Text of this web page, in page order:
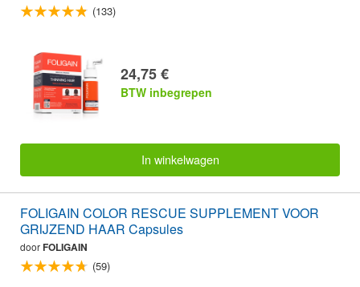
(133)
24,75 €
BTW inbegrepen
In winkelwagen
FOLIGAIN COLOR RESCUE SUPPLEMENT VOOR
GRIJZEND HAAR Capsules
doorFOLIGAIN
(59)